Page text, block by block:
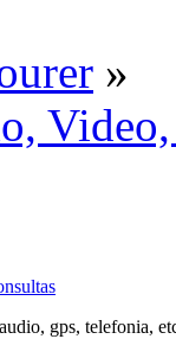
»
gps, telefonia,